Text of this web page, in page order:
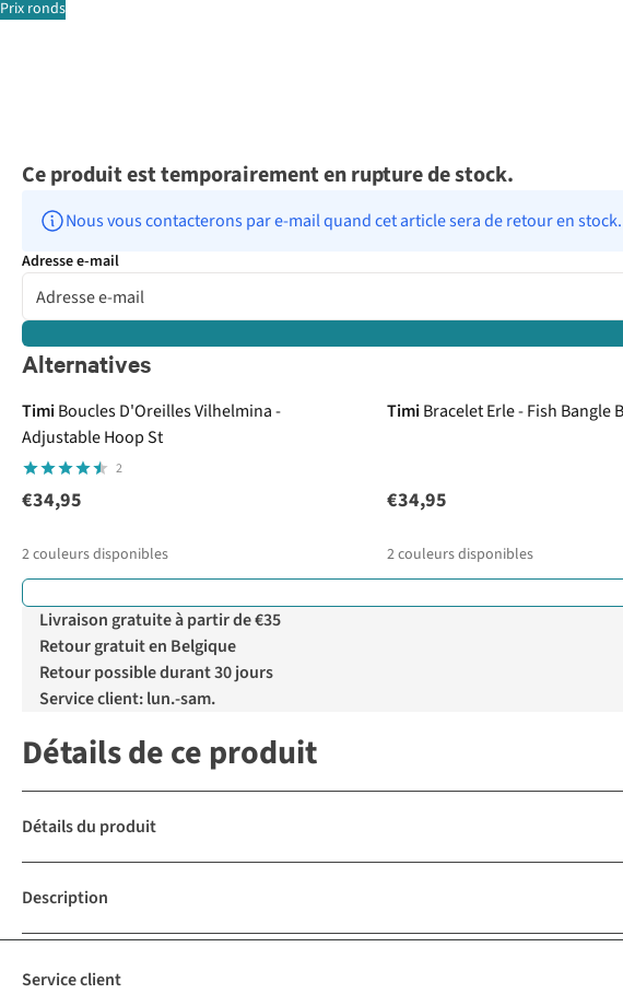
Prix ronds
Ce produit est temporairement en rupture de stock.
Nous vous contacterons par e-mail quand cet article sera de retour en stock.
Adresse e-mail
Alternatives
TimiBoucles D'Oreilles Vilhelmina -
Adjustable Hoop St
2
€34,95
2couleurs disponibles
TimiBracelet Erle - Fish Bangle
€34,95
2couleurs disponibles
Livraison gratuite à partir de €35
Retour gratuit en Belgique
Retour possible durant 30 jours
Service client: lun.-sam.
Détails de ce produit
Détails du produit
Description
Service client